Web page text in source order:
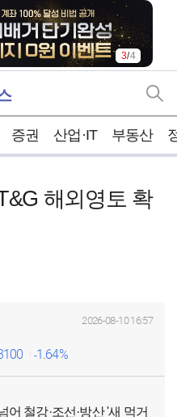
3/4
증권 산업·IT 부동산
해외영토 확
2026-08-10 16:57
1.64%
철강·조선·방산 '새 먹거